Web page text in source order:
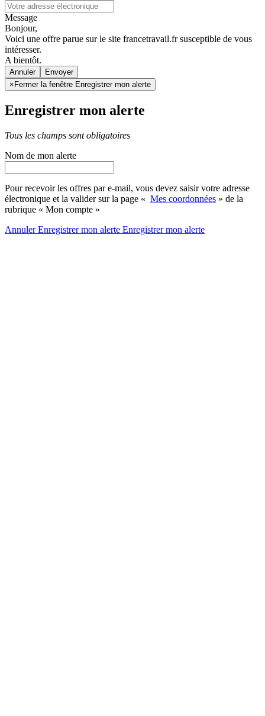
Message
Bonjour,
Voici une offre parue sur le site francetravail.fr susceptible de vous
intéresser.
A bientôt.
Annuler
× Fermer la fenêtre Enregistrer mon alerte
Enregistrer mon alerte
Tous les champs sont obligatoires
Nom de mon alerte
Pour recevoir les offres par e-mail, vous devez saisir votre adresse
électronique et la valider sur la page « Mes coordonnées » de la
rubrique « Mon compte »
AnnulerEnregistrer mon alerte Enregistrermon alerte